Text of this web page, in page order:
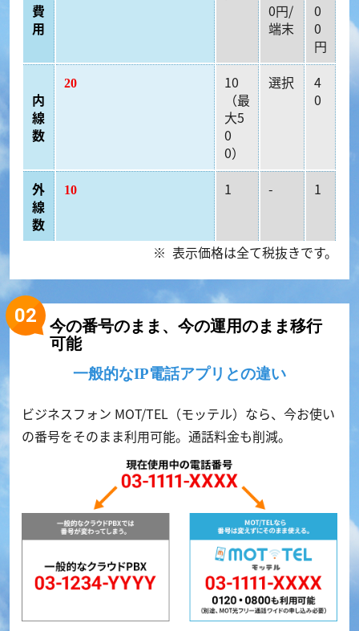
費
用
0円/
端末
0
0
円
内
線
数
20
10
（最
大5
0
0）
選択
4
0
外
線
数
10 1 - 1
表示価格は全て税抜きです。
今の番号のまま、今の運用のまま移行
可能
一般的なIP電話アプリとの違い
ビジネスフォン MOT/TEL（モッテル）なら、今お使い
の番号をそのまま利用可能。通話料金も削減。